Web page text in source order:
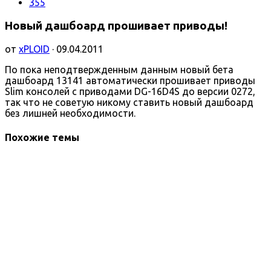
355
Новый дашбоард прошивает приводы!
от xPLOID · 09.04.2011
По пока неподтвержденным данным новый бета
дашбоард 13141 автоматически прошивает приводы
Slim консолей с приводами DG-16D4S до версии 0272,
так что не советую никому ставить новый дашбоард
без лишней необходимости.
Похожие темы